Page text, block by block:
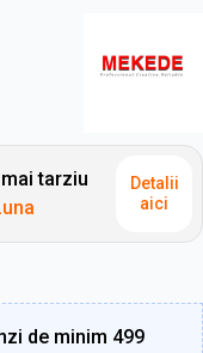
tarziu
Detalii
aici
de minim 499